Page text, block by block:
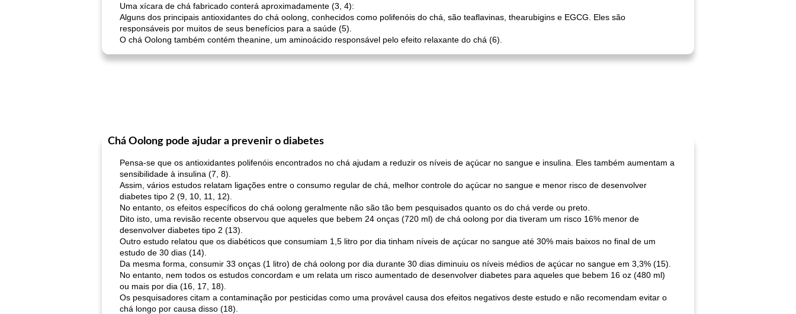
Uma xícara de chá fabricado conterá aproximadamente (3, 4):
Alguns dos principais antioxidantes do chá oolong, conhecidos como polifenóis do chá, são teaflavinas, thearubigins e EGCG. Eles são
responsáveis ​​por muitos de seus benefícios para a saúde (5).
O chá Oolong também contém theanine, um aminoácido responsável pelo efeito relaxante do chá (6).
Chá Oolong pode ajudar a prevenir o diabetes
Pensa-se que os antioxidantes polifenóis encontrados no chá ajudam a reduzir os níveis de açúcar no sangue e insulina. Eles também aumentam a
sensibilidade à insulina (7, 8).
Assim, vários estudos relatam ligações entre o consumo regular de chá, melhor controle do açúcar no sangue e menor risco de desenvolver
diabetes tipo 2 (9, 10, 11, 12).
No entanto, os efeitos específicos do chá oolong geralmente não são tão bem pesquisados ​​quanto os do chá verde ou preto.
Dito isto, uma revisão recente observou que aqueles que bebem 24 onças (720 ml) de chá oolong por dia tiveram um risco 16% menor de
desenvolver diabetes tipo 2 (13).
Outro estudo relatou que os diabéticos que consumiam 1,5 litro por dia tinham níveis de açúcar no sangue até 30% mais baixos no final de um
estudo de 30 dias (14).
Da mesma forma, consumir 33 onças (1 litro) de chá oolong por dia durante 30 dias diminuiu os níveis médios de açúcar no sangue em 3,3% (15).
No entanto, nem todos os estudos concordam e um relata um risco aumentado de desenvolver diabetes para aqueles que bebem 16 oz (480 ml)
ou mais por dia (16, 17, 18).
Os pesquisadores citam a contaminação por pesticidas como uma provável causa dos efeitos negativos deste estudo e não recomendam evitar o
chá longo por causa disso (18).